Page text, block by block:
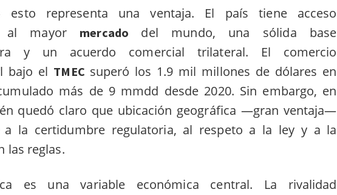
esto representa una ventaja. El país tiene acceso
al mayor mercado del mundo, una sólida base
y un acuerdo comercial trilateral. El comercio
bajo el TMEC superó los 1.9 mil millones de dólares en
más de 9 mmdd desde 2020. Sin embargo, en
quedó claro que ubicación geográfica —gran ventaja—
a la certidumbre regulatoria, al respeto a la ley y a la
las reglas.
es una variable económica central. La rivalidad